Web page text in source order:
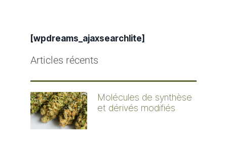
[wpdreams_ajaxsearchlite]
Articles récents
Molécules de synthèse
et dérivés modifiés